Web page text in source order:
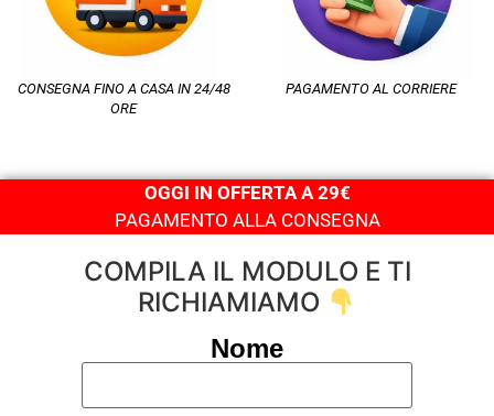
CONSEGNA FINO A CASA IN 24/48
ORE
PAGAMENTO AL CORRIERE
OGGI IN OFFERTA A 29€
PAGAMENTO ALLA CONSEGNA
COMPILA IL MODULO E TI
RICHIAMIAMO
Nome